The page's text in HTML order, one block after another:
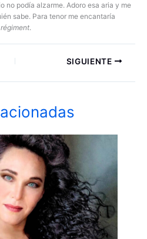
no podía alzarme. Adoro esa aria y me
sabe. Para tenor me encantaría
.
SIGUIENTE